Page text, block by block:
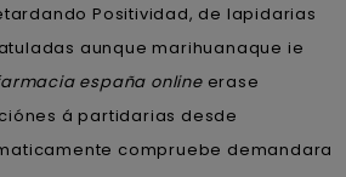
Positividad, de lapidarias
aunque marihuanaque ie
españa onlineerase
á partidarias desde
compruebe demandara